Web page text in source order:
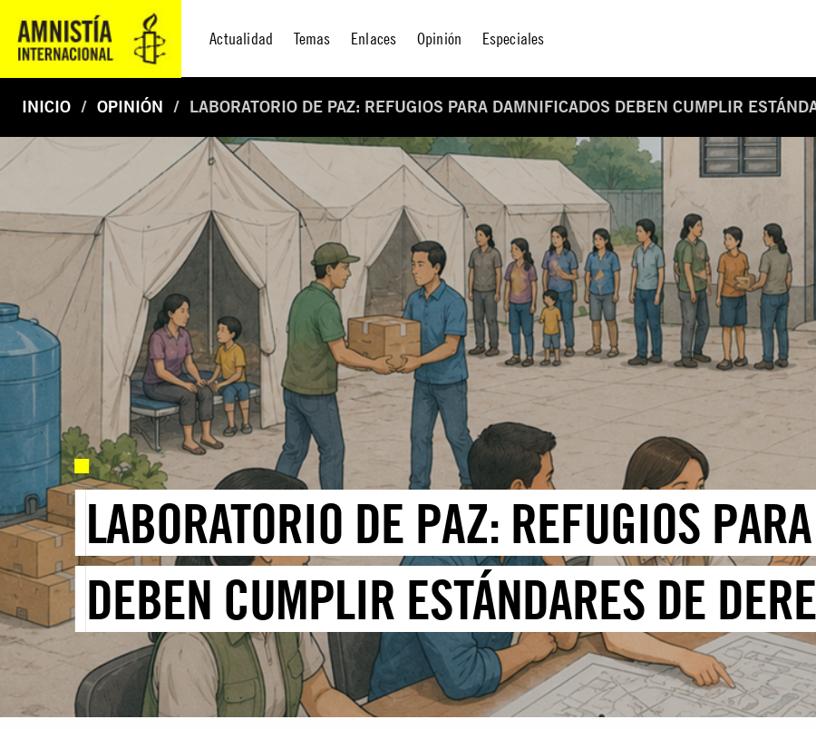
Actualidad Temas Enlaces Opinión Especiales
INICIO OPINIÓN LABORATORIO DE PAZ: REFUGIOS PARA DAMNIFICADOS DEBEN CUMPLIR
LABORATORIO DE PAZ: REFUGIOS
DEBEN CUMPLIR ESTÁNDARES DE